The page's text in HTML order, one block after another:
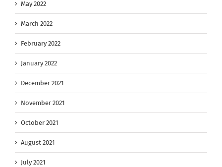
May 2022
March 2022
February 2022
January 2022
December 2021
November 2021
October 2021
August 2021
July 2021